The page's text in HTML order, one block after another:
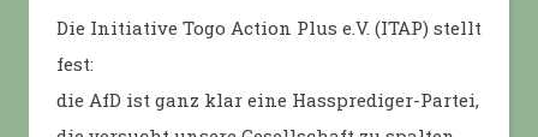
Die Initiative Togo Action Plus e.V. (ITAP) stellt
fest:
die AfD ist ganz klar eine Hassprediger-Partei,